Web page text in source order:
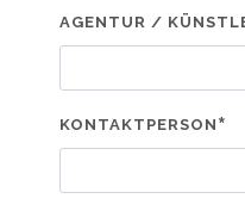
AGENTUR /
KONTAKTPERSON *